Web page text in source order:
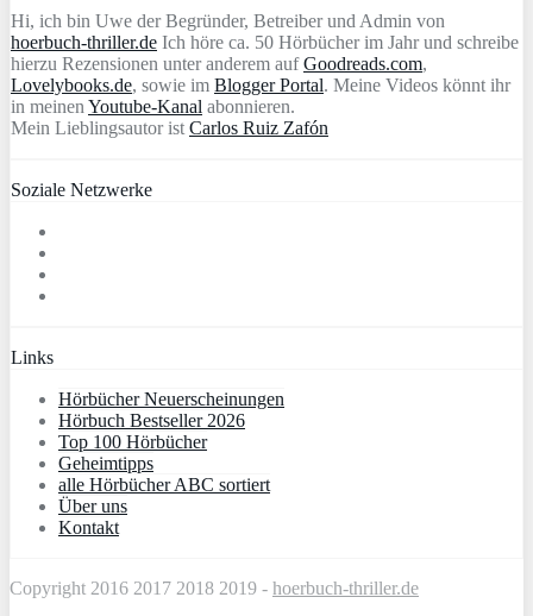
Hi, ich bin Uwe der Begründer, Betreiber und Admin von
hoerbuch-thriller.de Ich höre ca. 50 Hörbücher im Jahr und schreibe
hierzu Rezensionen unter anderem aufGoodreads.com,
Lovelybooks.de, sowie im Blogger Portal. Meine Videos könnt ihr
in meinen Youtube-Kanal abonnieren.
Mein Lieblingsautor ist Carlos Ruiz Zafón
Soziale Netzwerke
Links
Hörbücher Neuerscheinungen
Hörbuch Bestseller 2026
Top 100 Hörbücher
Geheimtipps
alle Hörbücher ABC sortiert
Über uns
Kontakt
Copyright 2016 2017 2018 2019 - hoerbuch-thriller.de